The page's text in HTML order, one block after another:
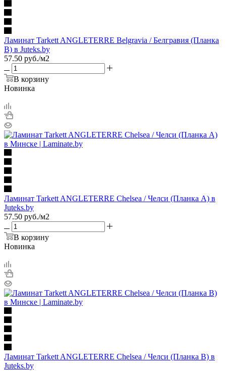
Ламинат Tarkett ANGLETERRE Belgravia / Белгравия (Планка
B) в Juteks.by
57.50 руб./м2
В корзину
Новинка
Ламинат Tarkett ANGLETERRE Chelsea / Челси (Планка А) в
Juteks.by
57.50 руб./м2
В корзину
Новинка
Ламинат Tarkett ANGLETERRE Chelsea / Челси (Планка B) в
Juteks.by